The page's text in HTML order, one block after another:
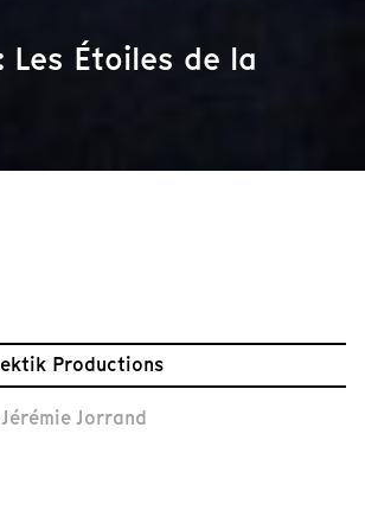
Les Étoiles de la
Productions
Jérémie Jorrand